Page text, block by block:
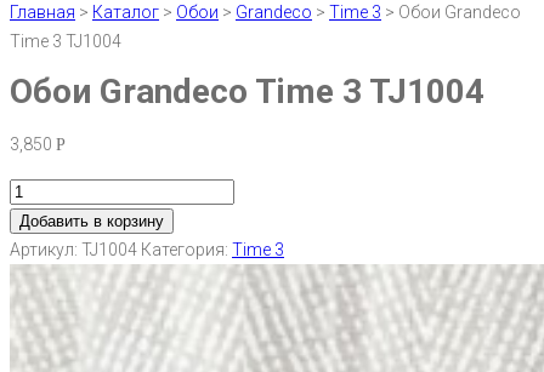
Главная > Каталог > Обои > Grandeco > Time 3 > Обои Grandeco
Time 3 TJ1004
Обои Grandeco Time 3 TJ1004
3,850 Р
Добавить в корзину
Артикул: TJ1004 Категория: Time 3